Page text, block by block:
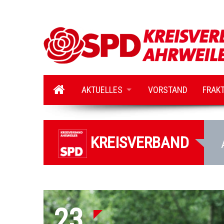
AKTUELLES VORSTAND
KREISVERBAND